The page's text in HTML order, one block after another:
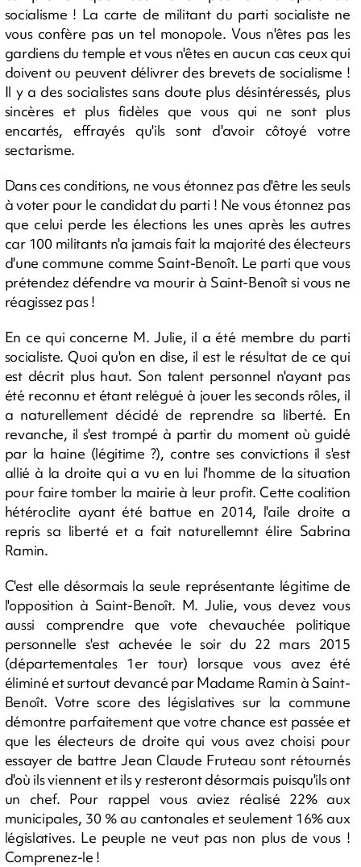
socialisme ! La carte de militant du parti socialiste ne
vous confère pas un tel monopole. Vous n'êtes pas les
gardiens du temple et vous n'êtes en aucun cas ceux qui
doivent ou peuvent délivrer des brevets de socialisme !
Il y a des socialistes sans doute plus désintéressés, plus
sincères et plus fidèles que vous qui ne sont plus
encartés, effrayés qu'ils sont d'avoir côtoyé votre
sectarisme.
Dans ces conditions, ne vous étonnez pas d'être les seuls
à voter pour le candidat du parti ! Ne vous étonnez pas
que celui perde les élections les unes après les autres
car 100 militants n'a jamais fait la majorité des électeurs
d'une commune comme Saint-Benoît. Le parti que vous
prétendez défendre va mourir à Saint-Benoît si vous ne
réagissez pas !
En ce qui concerne M. Julie, il a été membre du parti
socialiste. Quoi qu'on en dise, il est le résultat de ce qui
est décrit plus haut. Son talent personnel n'ayant pas
été reconnu et étant relégué à jouer les seconds rôles, il
a naturellement décidé de reprendre sa liberté. En
revanche, il s'est trompé à partir du moment où guidé
par la haine (légitime ?), contre ses convictions il s'est
allié à la droite qui a vu en lui l'homme de la situation
pour faire tomber la mairie à leur profit. Cette coalition
hétéroclite ayant été battue en 2014, l'aile droite a
repris sa liberté et a fait naturellemnt élire Sabrina
Ramin.
C'est elle désormais la seule représentante légitime de
l'opposition à Saint-Benoît. M. Julie, vous devez vous
aussi comprendre que vote chevauchée politique
personnelle s'est achevée le soir du 22 mars 2015
(départementales 1er tour) lorsque vous avez été
éliminé et surtout devancé par Madame Ramin à Saint-
Benoît. Votre score des législatives sur la commune
démontre parfaitement que votre chance est passée et
que les électeurs de droite qui vous avez choisi pour
essayer de battre Jean Claude Fruteau sont rétournés
d'où ils viennent et ils y resteront désormais puisqu'ils ont
un chef. Pour rappel vous aviez réalisé 22% aux
municipales, 30 % au cantonales et seulement 16% aux
législatives. Le peuple ne veut pas non plus de vous !
Comprenez-le !